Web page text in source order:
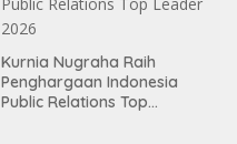
Kurnia Nugraha Raih
Penghargaan Indonesia
Public Relations Top